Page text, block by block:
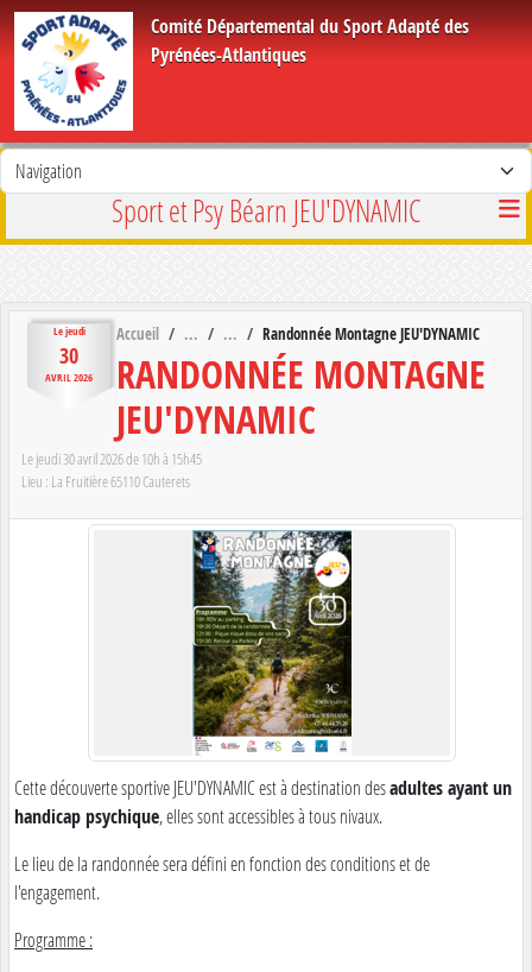
Comité Départemental du Sport Adapté des
Pyrénées-Atlantiques
Sport et Psy Béarn JEU'DYNAMIC
Lejeudi
30
AVRIL2026
Accueil Randonnée Montagne JEU'DYNAMIC
RANDONNÉE MONTAGNE
JEU'DYNAMIC
Lejeudi30avril2026de 10h à 15h45
Lieu : La Fruitière65110Cauterets
Cette découverte sportive JEU'DYNAMIC est à destination desadultes ayant un
handicap psychique, elles sont accessibles à tous nivaux.
Le lieu de la randonnée sera défini en fonction des conditions et de
l'engagement.
Programme :
Panneau de gestion des cookies